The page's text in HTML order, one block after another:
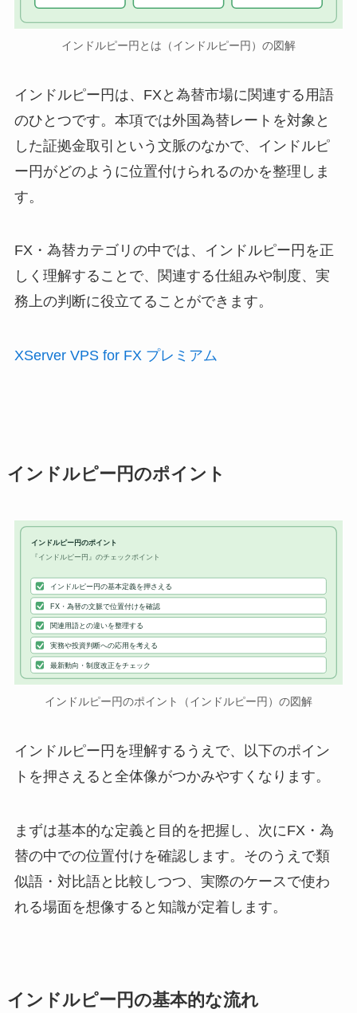
インドルピー円とは（インドルピー円）の図解
インドルピー円は、FXと為替市場に関連する用語
のひとつです。本項では外国為替レートを対象と
した証拠金取引という文脈のなかで、インドルピ
ー円がどのように位置付けられるのかを整理しま
す。
FX・為替カテゴリの中では、インドルピー円を正
しく理解することで、関連する仕組みや制度、実
務上の判断に役立てることができます。
XServer VPS for FX プレミアム
インドルピー円のポイント
インドルピー円のポイント
『インドルピー円』のチェックポイント
インドルピー円の基本定義を押さえる
FX・為替の文脈で位置付けを確認
関連用語との違いを整理する
実務や投資判断への応用を考える
最新動向・制度改正をチェック
インドルピー円のポイント（インドルピー円）の図解
インドルピー円を理解するうえで、以下のポイン
トを押さえると全体像がつかみやすくなります。
まずは基本的な定義と目的を把握し、次にFX・為
替の中での位置付けを確認します。そのうえで類
似語・対比語と比較しつつ、実際のケースで使わ
れる場面を想像すると知識が定着します。
インドルピー円の基本的な流れ